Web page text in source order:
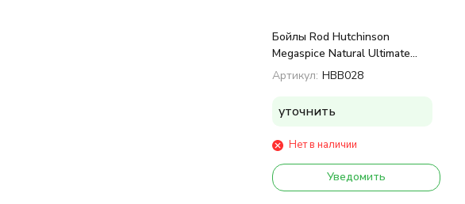
Бойлы Rod Hutchinson
Megaspice Natural Ultimate
Spice Blend 1kg 20 mm
Артикул: HBB028
уточнить
Нет в наличии
Уведомить